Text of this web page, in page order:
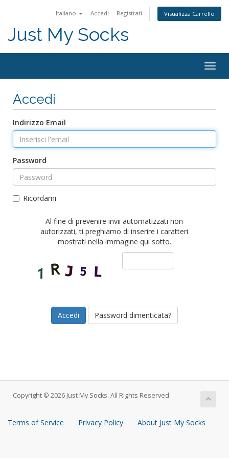
Italiano Accedi Registrati Visualizza Carrello
Just My Socks
Accedi
Indirizzo Email
Password
Ricordami
Al fine di prevenire invii automatizzati non
autorizzati, ti preghiamo di inserire i caratteri
mostrati nella immagine qui sotto.
Password dimenticata?
Copyright © 2026 Just My Socks. All Rights Reserved.
Terms of Service Privacy Policy About Just My Socks